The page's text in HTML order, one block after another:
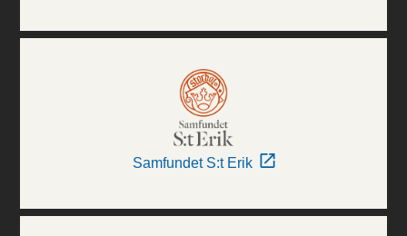
Samfundet S:t Erik